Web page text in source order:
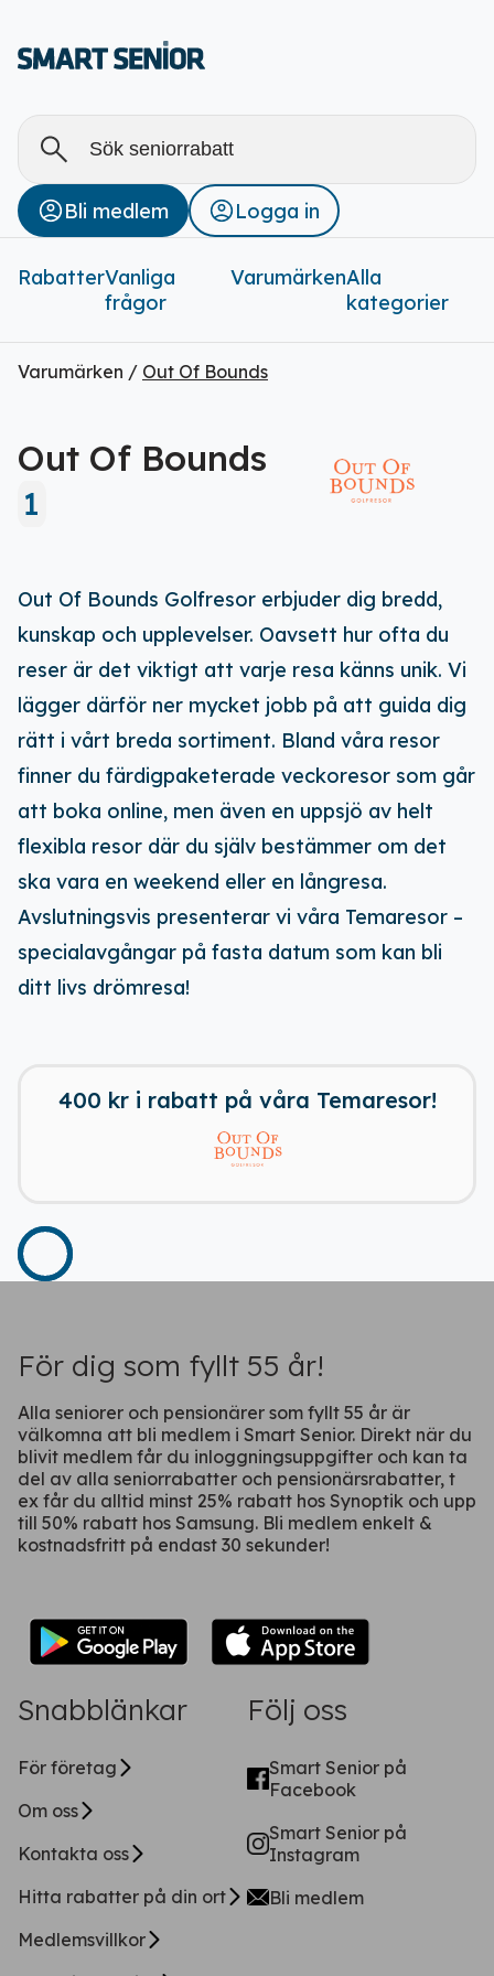
Alla
Rabatter (0)
Bli medlem Logga in
RabatterVanliga
frågor
VarumärkenAlla
kategorier
Varumärken / Out Of Bounds
Out Of Bounds
1
Out Of Bounds Golfresor erbjuder dig bredd,
kunskap och upplevelser. Oavsett hur ofta du
reser är det viktigt att varje resa känns unik. Vi
lägger därför ner mycket jobb på att guida dig
rätt i vårt breda sortiment. Bland våra resor
finner du färdigpaketerade veckoresor som går
att boka online, men även en uppsjö av helt
flexibla resor där du själv bestämmer om det
ska vara en weekend eller en långresa.
Avslutningsvis presenterar vi våra Temaresor –
specialavgångar på fasta datum som kan bli
ditt livs drömresa!
400 kr i rabatt på våra Temaresor!
För dig som fyllt 55 år!
Alla seniorer och pensionärer som fyllt 55 år är
välkomna att bli medlem i Smart Senior. Direkt när du
blivit medlem får du inloggningsuppgifter och kan ta
del av alla seniorrabatter och pensionärsrabatter, t
ex får du alltid minst 25% rabatt hos Synoptik och upp
till 50% rabatt hos Samsung. Bli medlem enkelt &
kostnadsfritt på endast 30 sekunder!
Snabblänkar
För företag
Om oss
Kontakta oss
Hitta rabatter på din ort
Medlemsvillkor
Följ oss
Smart Senior på
Facebook
Smart Senior på
Instagram
Bli medlem
Ladda ner vår app!
Få tillgång till alla rabatter i din